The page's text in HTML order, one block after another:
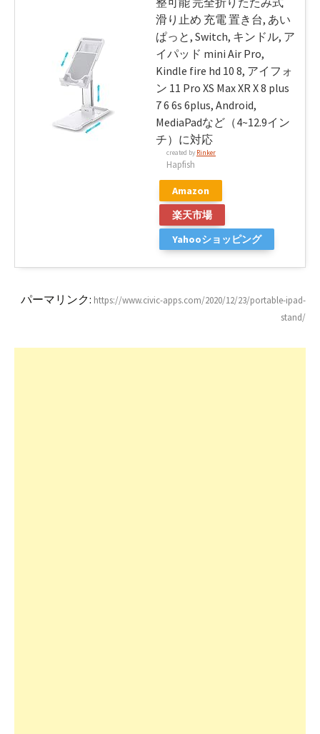
滑り止め 充電 置き台, あい
ぱっと, Switch, キンドル, ア
イパッド mini Air Pro,
Kindle fire hd 10 8, アイフォ
ン 11 Pro XS Max XR X 8 plus
7 6 6s 6plus, Android,
MediaPadなど（4~12.9イン
チ）に対応
created by Rinker
Hapfish
Amazon
楽天市場
Yahooショッピング
パーマリンク: https://www.civic-apps.com/2020/12/23/portable-ipad-
stand/